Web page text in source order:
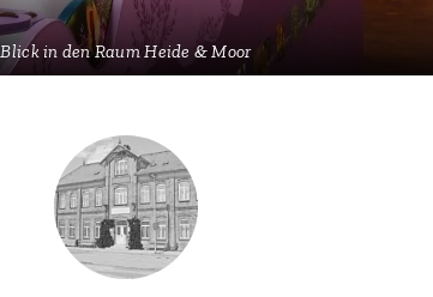
Blick in den Raum Heide & Moor